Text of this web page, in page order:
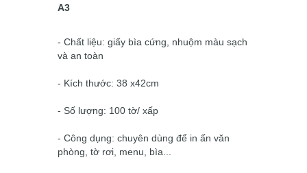
A3
- Chất liệu: giấy bìa cứng, nhuộm màu sạch
và an toàn
- Kích thước: 38 x42cm
- Số lượng: 100 tờ/ xấp
- Công dụng: chuyên dùng để in ấn văn
phòng, tờ rơi, menu, bìa...